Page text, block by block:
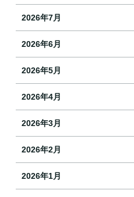
2026年7月
2026年6月
2026年5月
2026年4月
2026年3月
2026年2月
2026年1月